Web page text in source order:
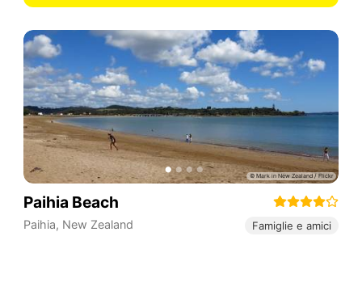
Paihia Beach
Paihia, New Zealand Famiglie e amici